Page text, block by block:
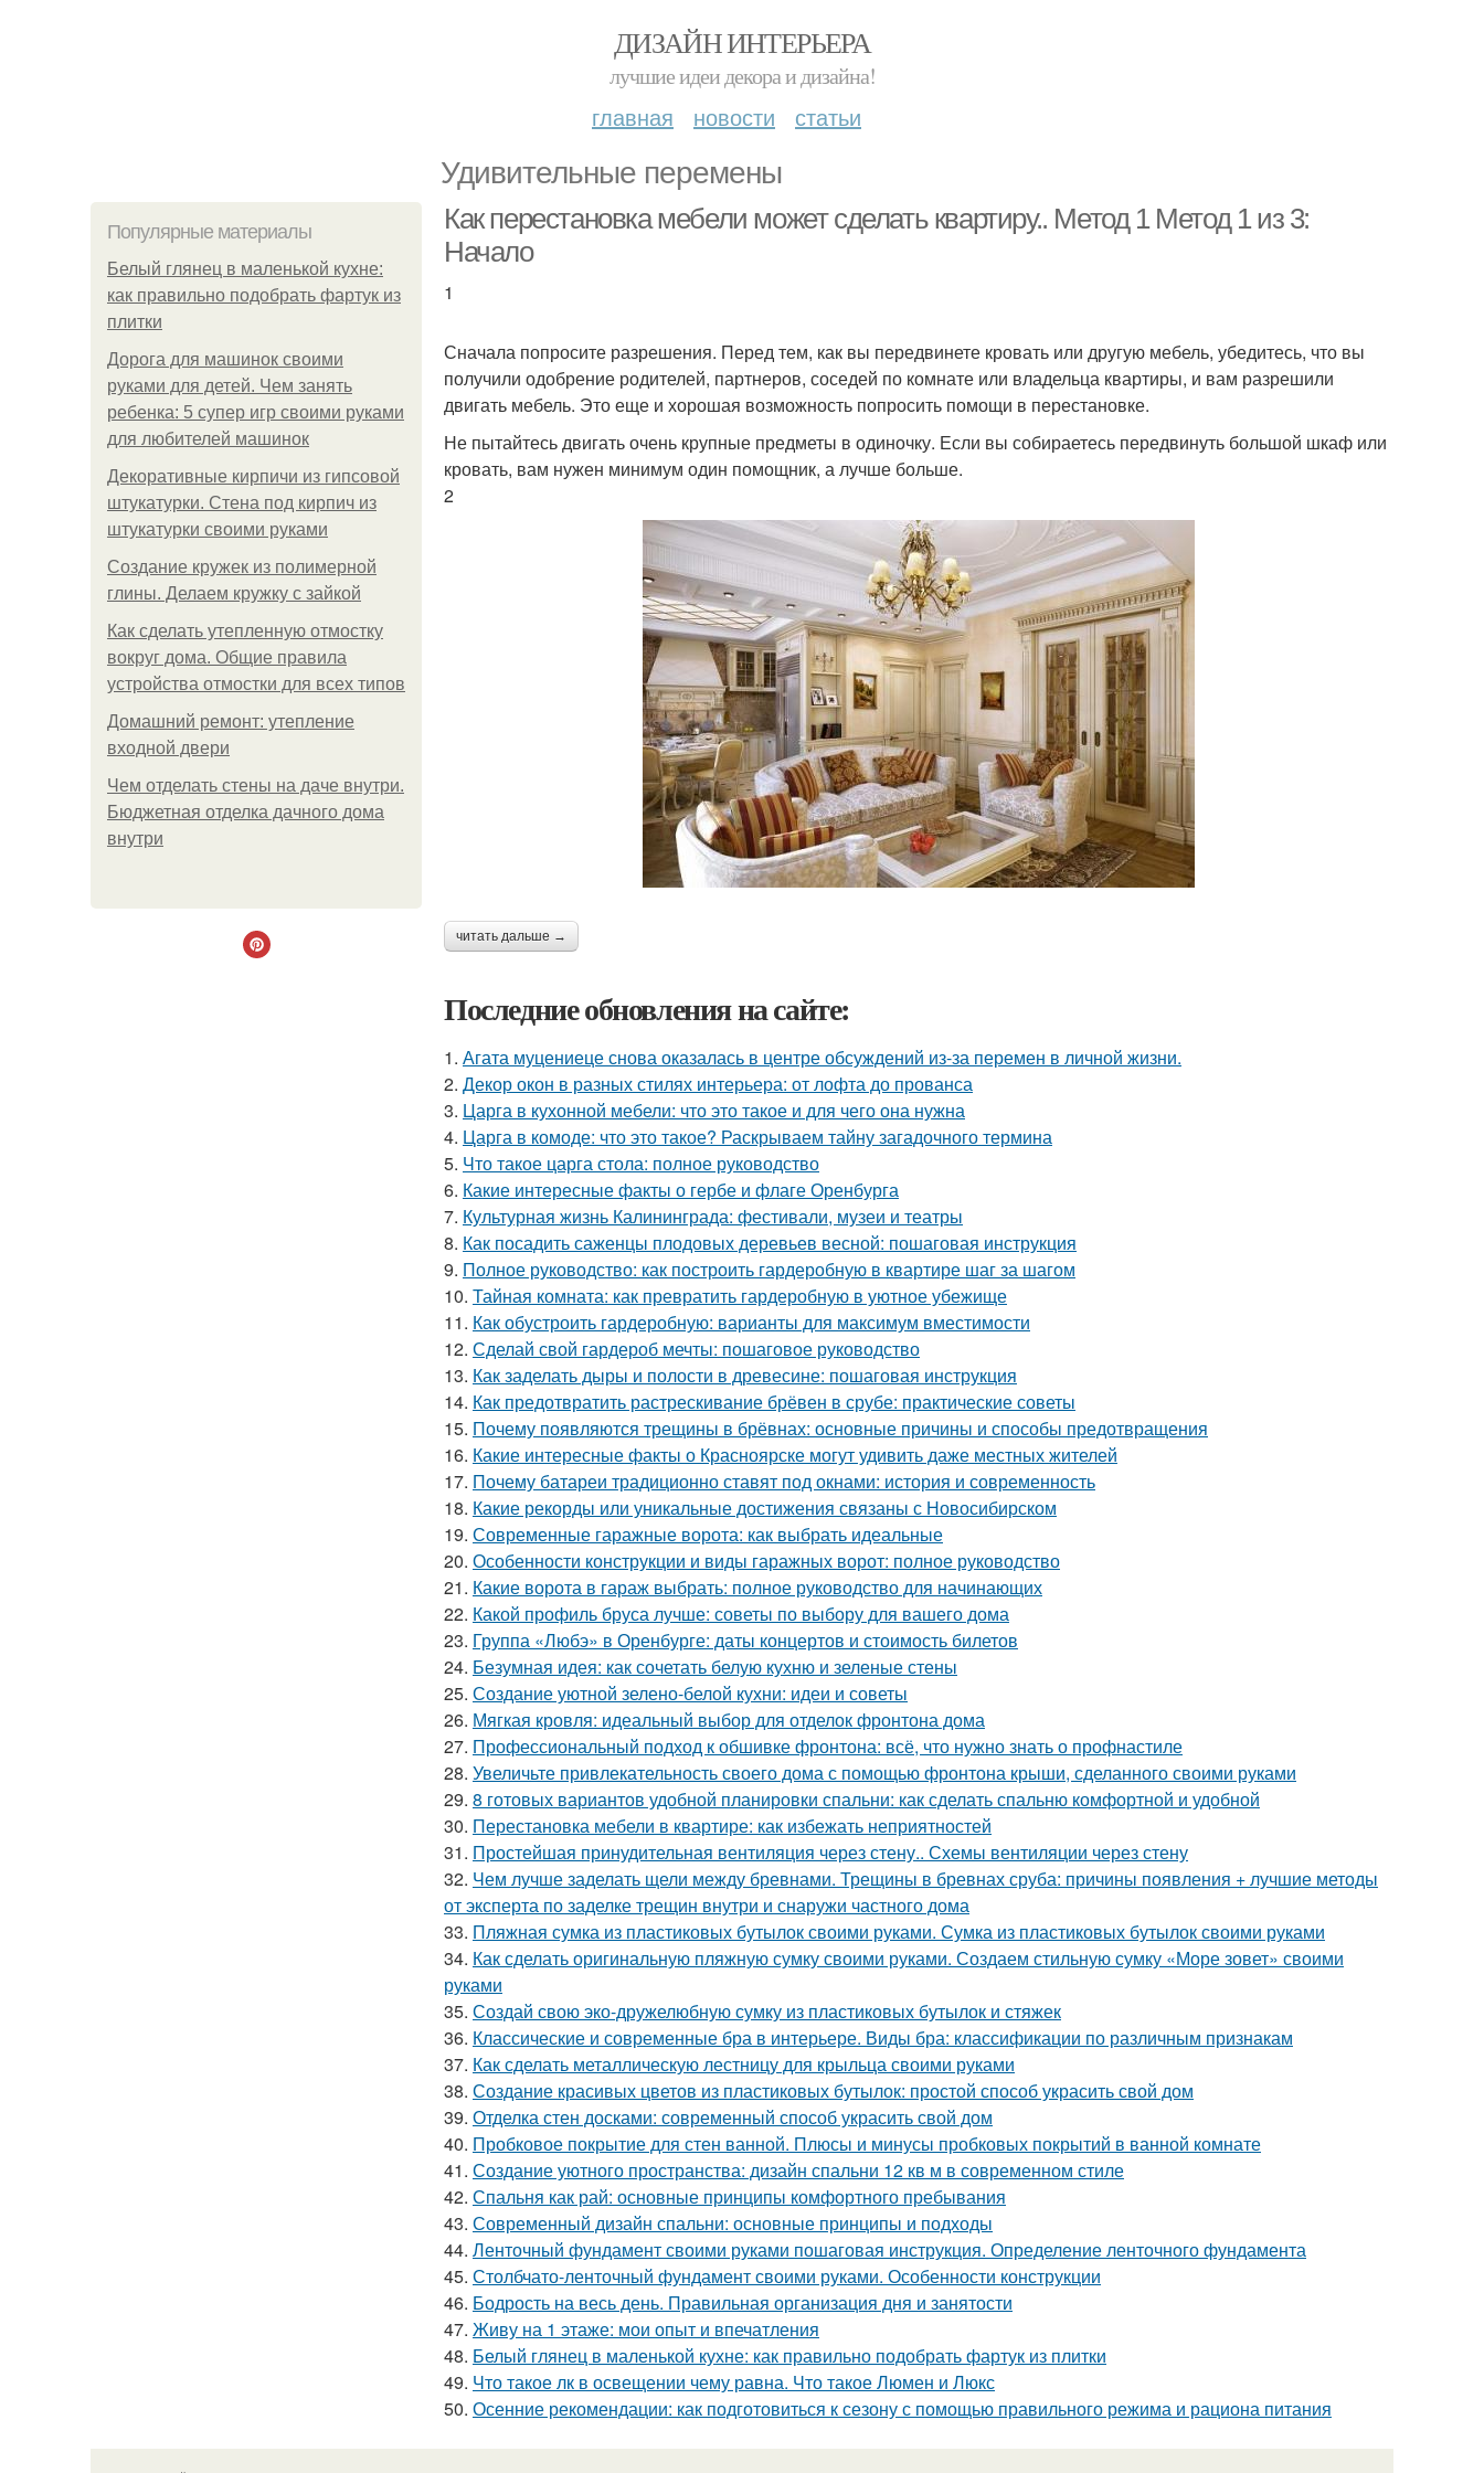
ДИЗАЙН ИНТЕРЬЕРА
лучшие идеи декора и дизайна!
главная новости статьи
Удивительные перемены
Популярные материалы
Белый глянец в маленькой кухне:
как правильно подобрать фартук из
плитки
Дорога для машинок своими
руками для детей. Чем занять
ребенка: 5 супер игр своими руками
для любителей машинок
Декоративные кирпичи из гипсовой
штукатурки. Стена под кирпич из
штукатурки своими руками
Создание кружек из полимерной
глины. Делаем кружку с зайкой
Как сделать утепленную отмостку
вокруг дома. Общие правила
устройства отмостки для всех типов
Домашний ремонт: утепление
входной двери
Чем отделать стены на даче внутри.
Бюджетная отделка дачного дома
внутри
Как перестановка мебели может сделать квартиру.. Метод 1 Метод 1 из 3:
Начало
1
Сначала попросите разрешения. Перед тем, как вы передвинете кровать или другую мебель, убедитесь, что вы
получили одобрение родителей, партнеров, соседей по комнате или владельца квартиры, и вам разрешили
двигать мебель. Это еще и хорошая возможность попросить помощи в перестановке.
Не пытайтесь двигать очень крупные предметы в одиночку. Если вы собираетесь передвинуть большой шкаф или
кровать, вам нужен минимум один помощник, а лучше больше.
2
читать дальше →
Последние обновления на сайте:
1. Агата муцениеце снова оказалась в центре обсуждений из-за перемен в личной жизни.
2. Декор окон в разных стилях интерьера: от лофта до прованса
3. Царга в кухонной мебели: что это такое и для чего она нужна
4. Царга в комоде: что это такое? Раскрываем тайну загадочного термина
5. Что такое царга стола: полное руководство
6. Какие интересные факты о гербе и флаге Оренбурга
7. Культурная жизнь Калининграда: фестивали, музеи и театры
8. Как посадить саженцы плодовых деревьев весной: пошаговая инструкция
9. Полное руководство: как построить гардеробную в квартире шаг за шагом
10. Тайная комната: как превратить гардеробную в уютное убежище
11. Как обустроить гардеробную: варианты для максимум вместимости
12. Сделай свой гардероб мечты: пошаговое руководство
13. Как заделать дыры и полости в древесине: пошаговая инструкция
14. Как предотвратить растрескивание брёвен в срубе: практические советы
15. Почему появляются трещины в брёвнах: основные причины и способы предотвращения
16. Какие интересные факты о Красноярске могут удивить даже местных жителей
17. Почему батареи традиционно ставят под окнами: история и современность
18. Какие рекорды или уникальные достижения связаны с Новосибирском
19. Современные гаражные ворота: как выбрать идеальные
20. Особенности конструкции и виды гаражных ворот: полное руководство
21. Какие ворота в гараж выбрать: полное руководство для начинающих
22. Какой профиль бруса лучше: советы по выбору для вашего дома
23. Группа «Любэ» в Оренбурге: даты концертов и стоимость билетов
24. Безумная идея: как сочетать белую кухню и зеленые стены
25. Создание уютной зелено-белой кухни: идеи и советы
26. Мягкая кровля: идеальный выбор для отделок фронтона дома
27. Профессиональный подход к обшивке фронтона: всё, что нужно знать о профнастиле
28. Увеличьте привлекательность своего дома с помощью фронтона крыши, сделанного своими руками
29. 8 готовых вариантов удобной планировки спальни: как сделать спальню комфортной и удобной
30. Перестановка мебели в квартире: как избежать неприятностей
31. Простейшая принудительная вентиляция через стену.. Схемы вентиляции через стену
32. Чем лучше заделать щели между бревнами. Трещины в бревнах сруба: причины появления + лучшие методы
от эксперта по заделке трещин внутри и снаружи частного дома
33. Пляжная сумка из пластиковых бутылок своими руками. Сумка из пластиковых бутылок своими руками
34. Как сделать оригинальную пляжную сумку своими руками. Создаем стильную сумку «Море зовет» своими
руками
35. Создай свою эко-дружелюбную сумку из пластиковых бутылок и стяжек
36. Классические и современные бра в интерьере. Виды бра: классификации по различным признакам
37. Как сделать металлическую лестницу для крыльца своими руками
38. Создание красивых цветов из пластиковых бутылок: простой способ украсить свой дом
39. Отделка стен досками: современный способ украсить свой дом
40. Пробковое покрытие для стен ванной. Плюсы и минусы пробковых покрытий в ванной комнате
41. Создание уютного пространства: дизайн спальни 12 кв м в современном стиле
42. Спальня как рай: основные принципы комфортного пребывания
43. Современный дизайн спальни: основные принципы и подходы
44. Ленточный фундамент своими руками пошаговая инструкция. Определение ленточного фундамента
45. Столбчато-ленточный фундамент своими руками. Особенности конструкции
46. Бодрость на весь день. Правильная организация дня и занятости
47. Живу на 1 этаже: мои опыт и впечатления
48. Белый глянец в маленькой кухне: как правильно подобрать фартук из плитки
49. Что такое лк в освещении чему равна. Что такое Люмен и Люкс
50. Осенние рекомендации: как подготовиться к сезону с помощью правильного режима и рациона питания